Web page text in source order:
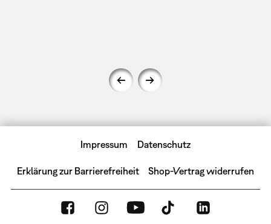
Impressum Datenschutz
Erklärung zur Barrierefreiheit Shop-Vertrag widerrufen